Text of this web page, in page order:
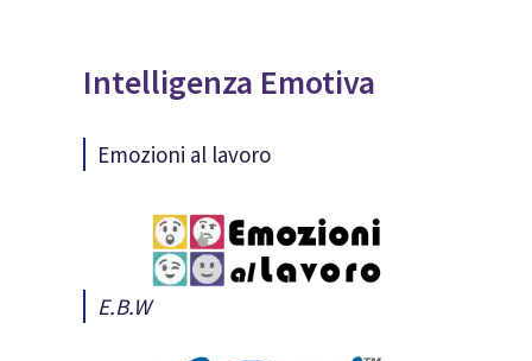
Intelligenza Emotiva
Emozioni al lavoro
E.B.W